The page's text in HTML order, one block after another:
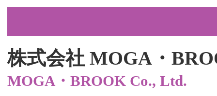
株式会社 MOGA・
MOGA・BROOK Co., Ltd.